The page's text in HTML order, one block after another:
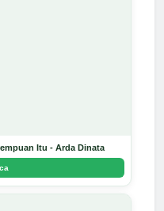
Itu - Arda Dinata